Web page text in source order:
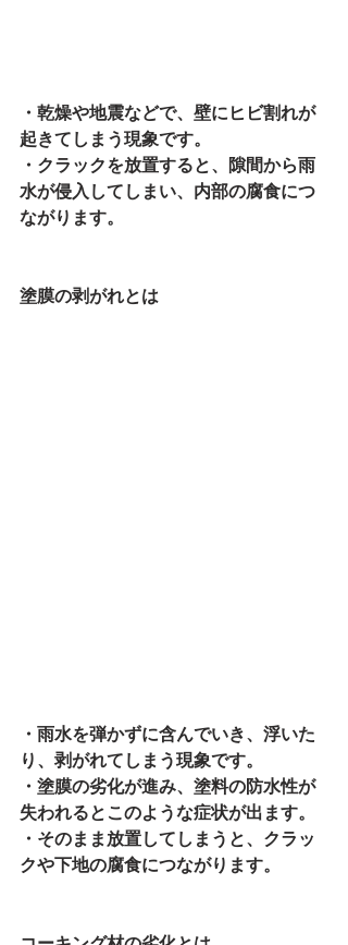
・乾燥や地震などで、壁にヒビ割れが
起きてしまう現象です。
・クラックを放置すると、隙間から雨
水が侵入してしまい、内部の腐食につ
ながります。
塗膜の剥がれとは
・雨水を弾かずに含んでいき、浮いた
り、剥がれてしまう現象です。
・塗膜の劣化が進み、塗料の防水性が
失われるとこのような症状が出ます。
・そのまま放置してしまうと、クラッ
クや下地の腐食につながります。